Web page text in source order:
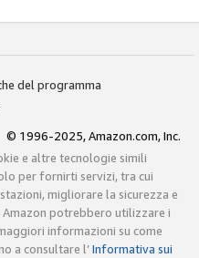
del programma
© 1996-2025, Amazon.com, Inc.
e altre tecnologie simili
per fornirti servizi, tra cui
migliorare la sicurezza e
potrebbero utilizzare i
informazioni su come
a consultare l’Informativa sui